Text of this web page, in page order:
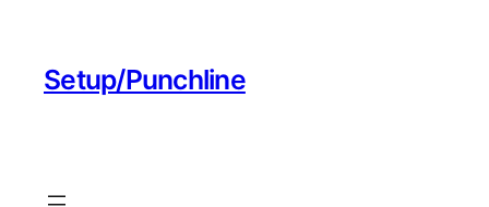
springen
Setup/Punchline